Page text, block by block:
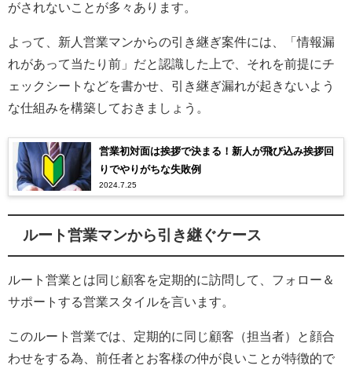
がされないことが多々あります。
よって、新人営業マンからの引き継ぎ案件には、「情報漏
れがあって当たり前」だと認識した上で、それを前提にチ
ェックシートなどを書かせ、引き継ぎ漏れが起きないよう
な仕組みを構築しておきましょう。
営業初対面は挨拶で決まる！新人が飛び込み挨拶回
りでやりがちな失敗例
2024.7.25
ルート営業マンから引き継ぐケース
ルート営業とは同じ顧客を定期的に訪問して、フォロー＆
サポートする営業スタイルを言います。
このルート営業では、定期的に同じ顧客（担当者）と顔合
わせをする為、前任者とお客様の仲が良いことが特徴的で